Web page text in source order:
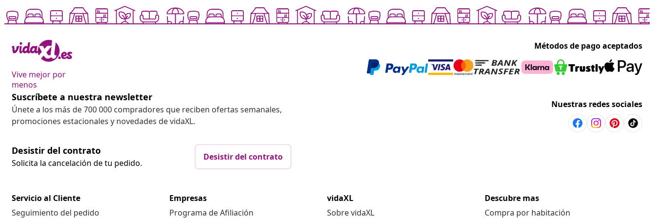
Vive mejor por
menos
Métodos de pago aceptados
Suscríbete a nuestra newsletter
Únete a los más de 700 000 compradores que reciben ofertas semanales,
promociones estacionales y novedades de vidaXL.
Nuestras redes sociales
Desistir del contrato
Solicita la cancelación de tu pedido.
Desistir del contrato
Servicio al Cliente
Seguimiento del pedido
Empresas
Programa de Afiliación
vidaXL
Sobre vidaXL
Descubre mas
Compra por habitación